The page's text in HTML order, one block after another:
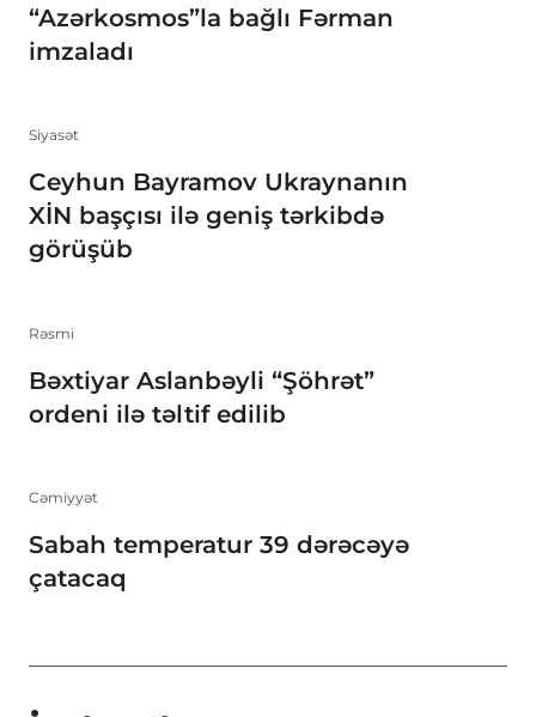
“Azərkosmos”la bağlı Fərman
imzaladı
Siyasət
Ceyhun Bayramov Ukraynanın
XİN başçısı ilə geniş tərkibdə
görüşüb
Rəsmi
Bəxtiyar Aslanbəyli “Şöhrət”
ordeni ilə təltif edilib
Cəmiyyət
Sabah temperatur 39 dərəcəyə
çatacaq